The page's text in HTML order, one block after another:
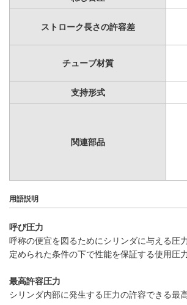
ストローク長さの許容差
チューブ材質
支持形式
関連部品
用語説明
呼び圧力
呼称の便宜を図るためにシリンダに与える圧力
定められた条件の下で性能を保証する使用圧
最高許容圧力
シリンダ内部に発生する圧力の許容できる最